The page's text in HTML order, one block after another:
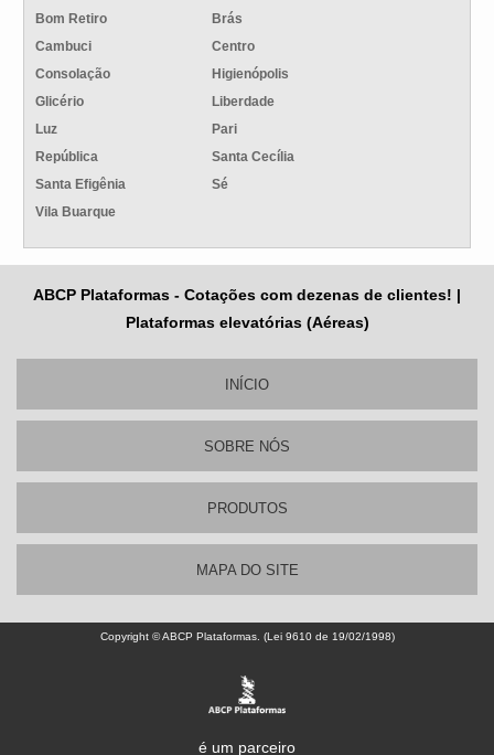
Bom Retiro
Brás
Cambuci
Centro
Consolação
Higienópolis
Glicério
Liberdade
Luz
Pari
República
Santa Cecília
Santa Efigênia
Sé
Vila Buarque
ABCP Plataformas - Cotações com dezenas de clientes! |
Plataformas elevatórias (Aéreas)
INÍCIO
SOBRE NÓS
PRODUTOS
MAPA DO SITE
Copyright © ABCP Plataformas. (Lei 9610 de 19/02/1998)
é um parceiro